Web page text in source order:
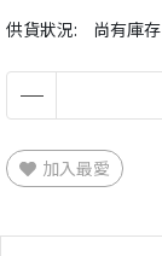
供貨狀況: 尚有庫存
加入最愛